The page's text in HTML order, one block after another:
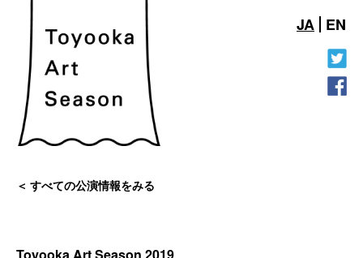
JA EN
すべての公演情報をみる